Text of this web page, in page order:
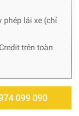
phép lái xe (chỉ
trên toàn
099 090